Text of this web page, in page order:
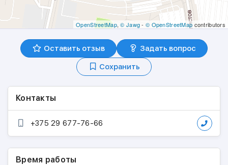
OpenStreetMap,© Jawg- © OpenStreetMap contributors
Оставить отзыв
Задать вопрос
Сохранить
Контакты
+375 29 677-76-66
Время работы